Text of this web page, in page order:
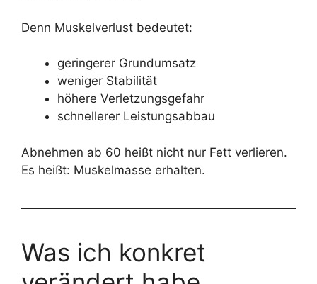
Denn Muskelverlust bedeutet:
geringerer Grundumsatz
weniger Stabilität
höhere Verletzungsgefahr
schnellerer Leistungsabbau
Abnehmen ab 60 heißt nicht nur Fett verlieren.
Es heißt: Muskelmasse erhalten.
Was ich konkret